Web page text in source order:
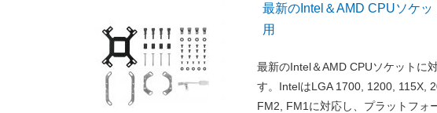
最新のIntel＆AMD CPUソケ
用
最新のIntel＆AMD CPUソケットに
す。IntelはLGA 1700, 1200, 115X,
FM2, FM1に対応し、プラットフォ